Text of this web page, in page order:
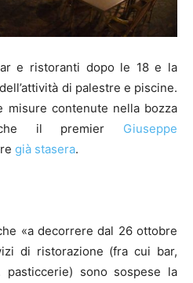
e ristoranti dopo le 18 e la
di palestre e piscine.
misure contenute nella bozza
il premier Giuseppe
già stasera.
«a decorrere dal 26 ottobre
di ristorazione (fra cui bar,
pasticcerie) sono sospese la